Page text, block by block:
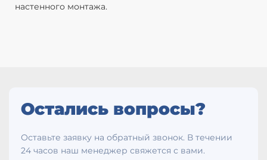
настенного монтажа.
Остались вопросы?
Оставьте заявку на обратный звонок. В течении
24 часов наш менеджер свяжется с вами.